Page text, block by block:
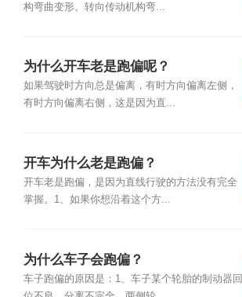
构弯曲变形。转向传动机构弯...
为什么开车老是跑偏呢？
如果驾驶时方向总是偏离，有时方向偏离左侧，
有时方向偏离右侧，这是因为直...
开车为什么老是跑偏？
开车老是跑偏，是因为直线行驶的方法没有完全
掌握。1、如果你想沿着这个方...
为什么车子会跑偏？
车子跑偏的原因是：1、车子某个轮胎的制动器回